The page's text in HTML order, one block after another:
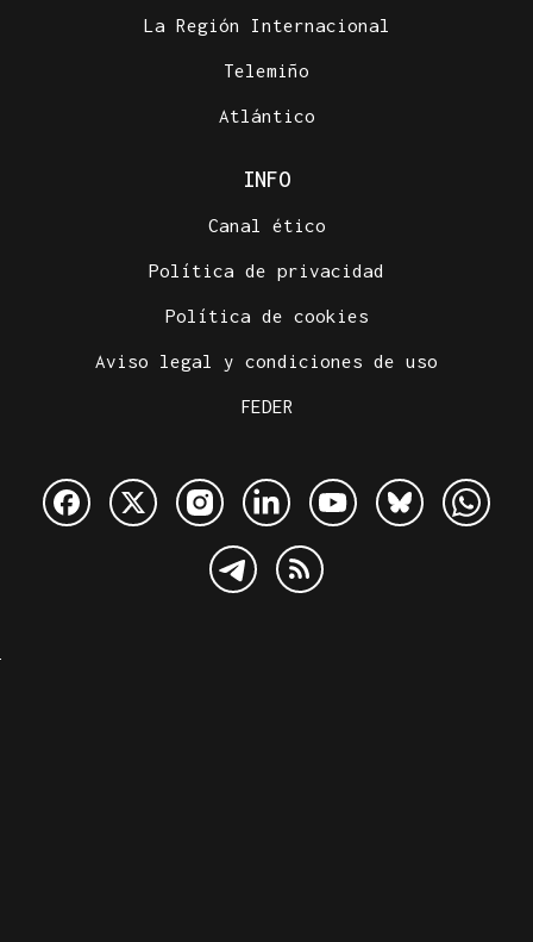
La Región Internacional
Telemiño
Atlántico
INFO
Canal ético
Política de privacidad
Política de cookies
Aviso legal y condiciones de uso
FEDER